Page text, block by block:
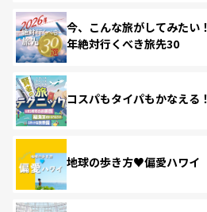
今、こんな旅がしてみたい
年絶対行くべき旅先30
コスパもタイパもかなえる
地球の歩き方♥偏愛ハワイ